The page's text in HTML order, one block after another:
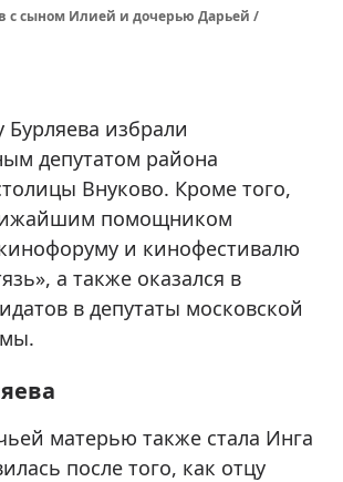
с сыном Илией и дочерью Дарьей /
Бурляева избрали
депутатом района
Внуково. Кроме того,
помощником
и кинофестивалю
а также оказался в
в депутаты московской
матерью также стала Инга
после того, как отцу